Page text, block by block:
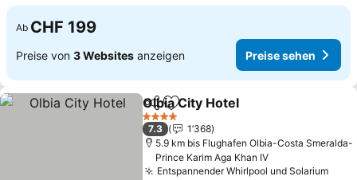
Ab CHF 199
Preise von 3 Websites anzeigen Preise sehen
TeilenZu Favoriten hinzufügen
Olbia City Hotel
4 Sterne
7.3
1’368
5.9 km bis Flughafen Olbia-Costa Smeralda-
Prince Karim Aga Khan IV
Entspannender Whirlpool und Solarium